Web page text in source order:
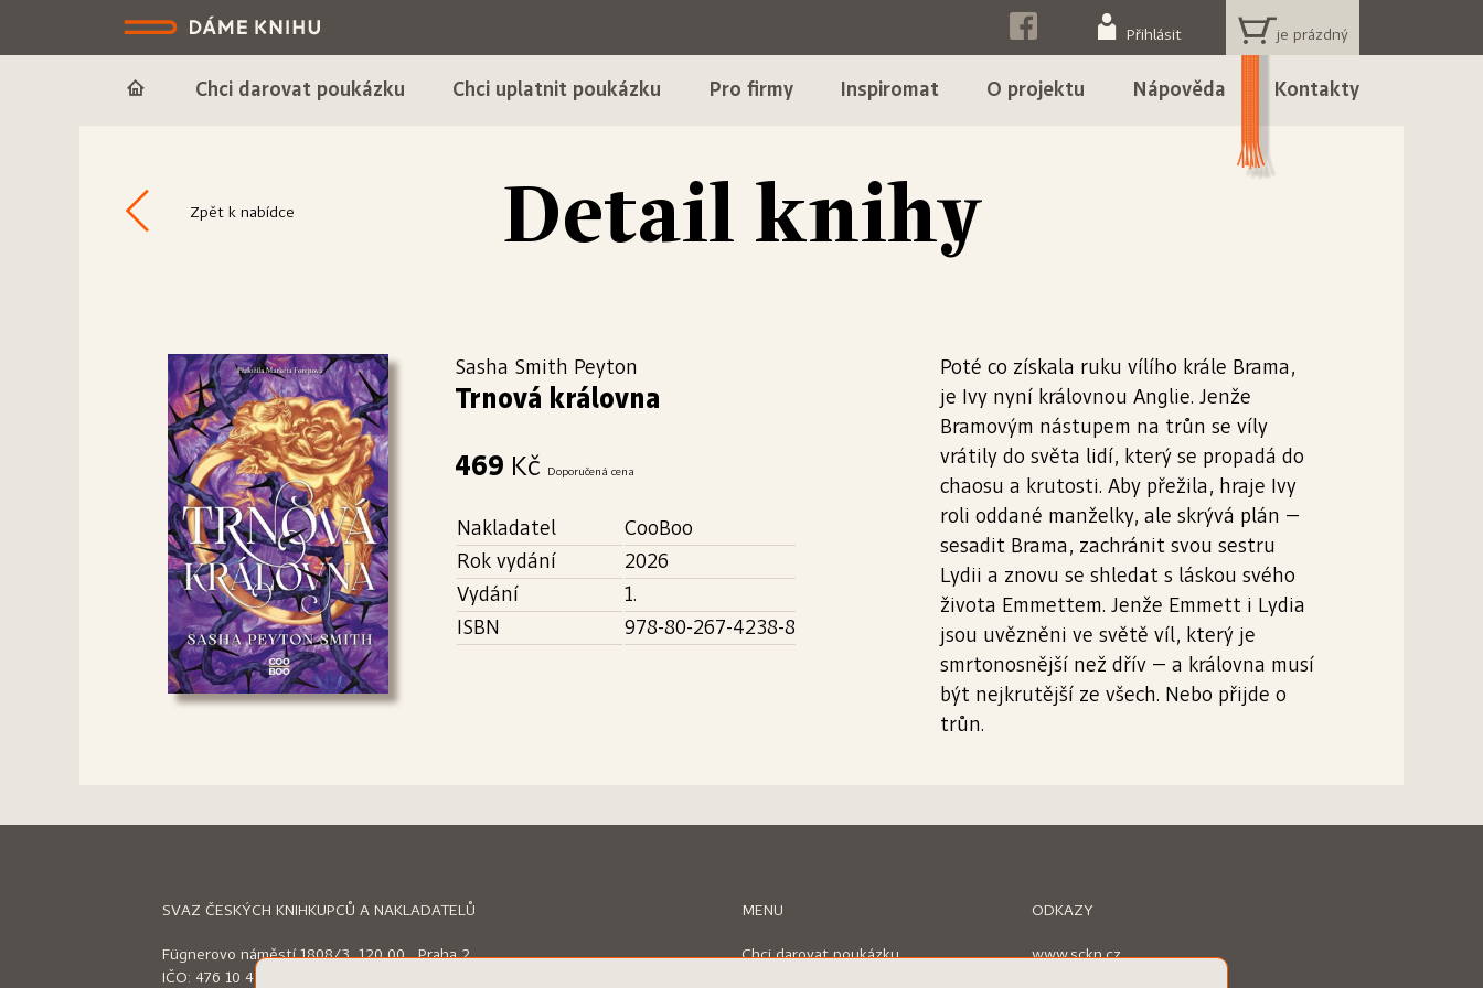
Přihlásit
Chci darovat poukázku Chci uplatnit poukázku Pro firmy Inspiromat O projektu Nápověda Kontakty
KOŠÍK
Zpět k nabídce Detail knihy
Sasha Smith Peyton
Trnová královna
469 Kč Doporučená cena
Nakladatel
CooBoo
Rok vydání
2026
Vydání
1.
ISBN
978-80-267-4238-8
Poté co získala ruku vílího krále Brama,
je Ivy nyní královnou Anglie. Jenže
Bramovým nástupem na trůn se víly
vrátily do světa lidí, který se propadá do
chaosu a krutosti. Aby přežila, hraje Ivy
roli oddané manželky, ale skrývá plán –
sesadit Brama, zachránit svou sestru
Lydii a znovu se shledat s láskou svého
života Emmettem. Jenže Emmett i Lydia
jsou uvězněni ve světě víl, který je
smrtonosnější než dřív – a královna musí
být nejkrutější ze všech. Nebo přijde o
trůn.
SVAZ ČESKÝCH KNIHKUPCŮ A NAKLADATELŮ
Fügnerovo náměstí 1808/3, 120 00 Praha 2
IČO: 476 10 492
MENU
Chci darovat poukázku
ODKAZY
www.sckn.cz